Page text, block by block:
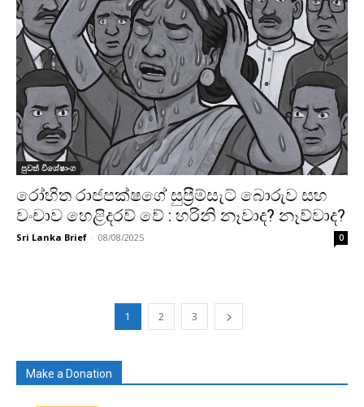
පුවත් විශේෂාංග
රෝහිත රාජපක්ෂගේ සුප්‍රීම්සැට් බොරුව සහ
වංචාව හෙළිදරව් වේ : හරිනි නෑවාද? නෑව්වාද?
Sri Lanka Brief - 08/08/2025 0
1 2 3
Make a Donation